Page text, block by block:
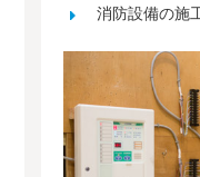
消防設備の施